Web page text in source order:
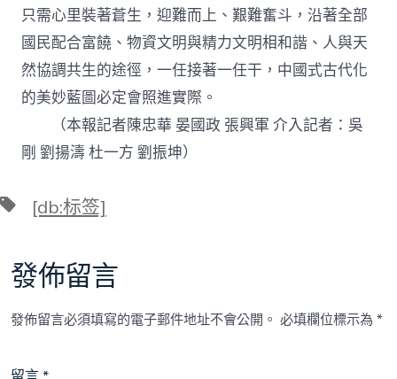
只需心里裝著蒼生，迎難而上、艱難奮斗，沿著全部
國民配合富饒、物資文明與精力文明相和諧、人與天
然協調共生的途徑，一任接著一任干，中國式古代化
的美妙藍圖必定會照進實際。
（本報記者陳忠華 晏國政 張興軍 介入記者：吳
剛 劉揚濤 杜一方 劉振坤）
標 [db:标签]
發佈留言
發佈留言必須填寫的電子郵件地址不會公開。 必填欄位標示為*